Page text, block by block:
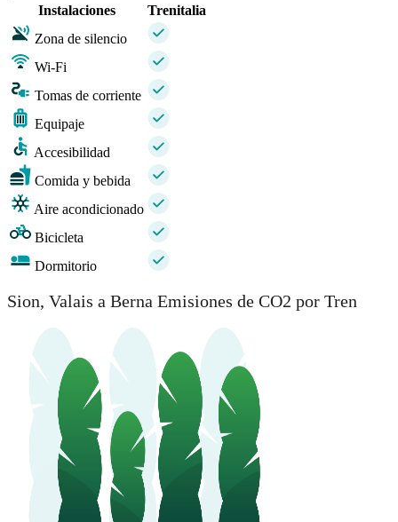
Instalaciones
Trenitalia
Zona de silencio
Wi-Fi
Tomas de corriente
Equipaje
Accesibilidad
Comida y bebida
Aire acondicionado
Bicicleta
Dormitorio
Sion, Valais a Berna Emisiones de CO2 por Tren